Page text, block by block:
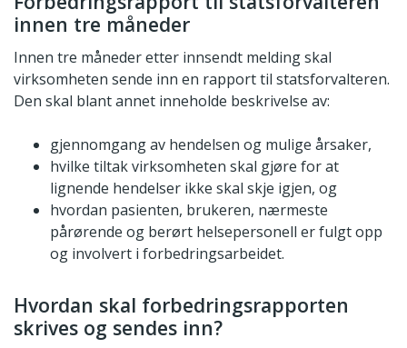
innen tre måneder
Innen tre måneder etter innsendt melding skal
virksomheten sende inn en rapport til statsforvalteren.
Den skal blant annet inneholde beskrivelse av:
gjennomgang av hendelsen og mulige årsaker,
hvilke tiltak virksomheten skal gjøre for at
lignende hendelser ikke skal skje igjen, og
hvordan pasienten, brukeren, nærmeste
pårørende og berørt helsepersonell er fulgt opp
og involvert i forbedringsarbeidet.
Hvordan skal forbedringsrapporten
skrives og sendes inn?